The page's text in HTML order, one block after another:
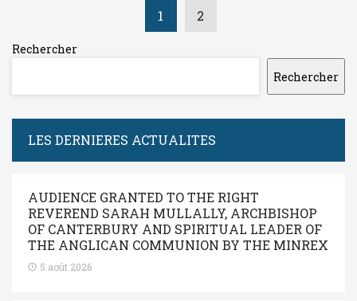
1 2
Rechercher
Rechercher
LES DERNIERES ACTUALITES
AUDIENCE GRANTED TO THE RIGHT
REVEREND SARAH MULLALLY, ARCHBISHOP
OF CANTERBURY AND SPIRITUAL LEADER OF
THE ANGLICAN COMMUNION BY THE MINREX
5 août 2026